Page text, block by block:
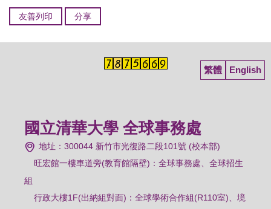
友善列印 分享
繁體 English
國立清華大學 全球事務處
地址：300044 新竹市光復路二段101號 (校本部)
旺宏館一樓車道旁(教育館隔壁)：全球事務處、全球招生
組
行政大樓1F(出納組對面)：全球學術合作組(R110室)、境